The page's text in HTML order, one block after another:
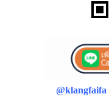
@klangfaifa